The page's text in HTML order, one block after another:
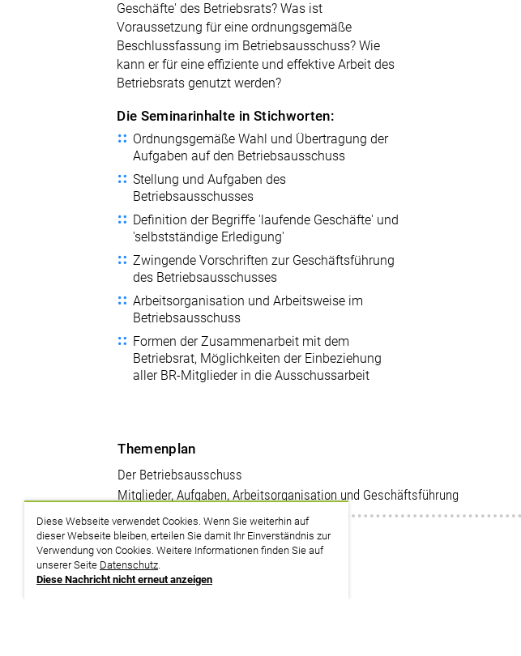
Diese Webseite verwendet Cookies. Wenn Sie weiterhin auf
dieser Webseite bleiben, erteilen Sie damit Ihr Einverständnis zur
Verwendung von Cookies. Weitere Informationen finden Sie auf
unserer Seite Datenschutz.
Diese Nachricht nicht erneut anzeigen
Geschäfte' des Betriebsrats? Was ist
Voraussetzung für eine ordnungsgemäße
Beschlussfassung im Betriebsausschuss? Wie
kann er für eine effiziente und effektive Arbeit des
Betriebsrats genutzt werden?
Die Seminarinhalte in Stichworten:
Ordnungsgemäße Wahl und Übertragung der
Aufgaben auf den Betriebsausschuss
Stellung und Aufgaben des
Betriebsausschusses
Definition der Begriffe 'laufende Geschäfte' und
'selbstständige Erledigung'
Zwingende Vorschriften zur Geschäftsführung
des Betriebsausschusses
Arbeitsorganisation und Arbeitsweise im
Betriebsausschuss
Formen der Zusammenarbeit mit dem
Betriebsrat, Möglichkeiten der Einbeziehung
aller BR-Mitglieder in die Ausschussarbeit
Themenplan
Der Betriebsausschuss
Mitglieder, Aufgaben, Arbeitsorganisation und Geschäftsführung
zurück zur Suche